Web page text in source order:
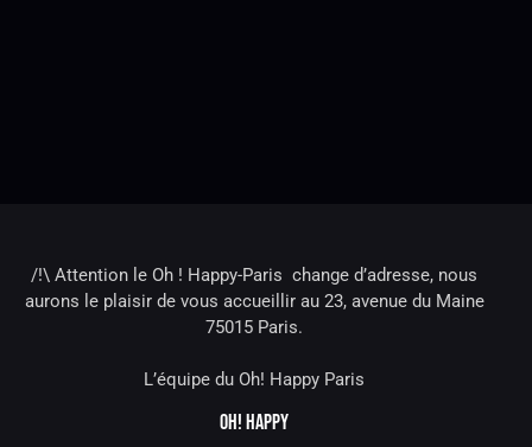
/!\ Attention le Oh ! Happy-Paris change d’adresse, nous
aurons le plaisir de vous accueillir au 23, avenue du Maine
75015 Paris.
L’équipe du Oh! Happy Paris
OH! HAPPY